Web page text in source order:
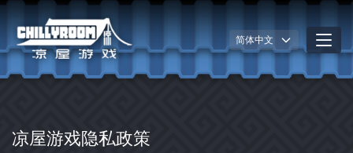
简体中文
凉屋游戏隐私政策